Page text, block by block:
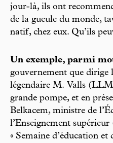
jour-là, ils ont
de la gueule du monde,
natif, chez eux. Qu’ils
Un exemple, parmi
gouvernement que dirige
légendaire M. Valls
grande pompe, et en
Belkacem, ministre de
l’Enseignement
« Semaine d’éducation et